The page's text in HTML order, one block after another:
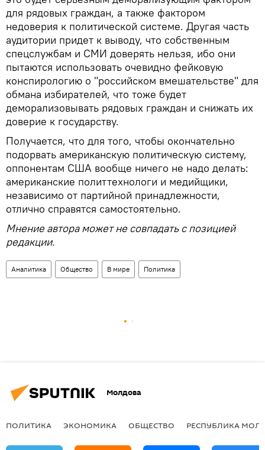
для рядовых граждан, а также фактором
недоверия к политической системе. Другая часть
аудитории придет к выводу, что собственным
спецслужбам и СМИ доверять нельзя, ибо они
пытаются использовать очевидно фейковую
конспирологию о "российском вмешательстве" для
обмана избирателей, что тоже будет
деморализовывать рядовых граждан и снижать их
доверие к государству.
Получается, что для того, чтобы окончательно
подорвать американскую политическую систему,
оппонентам США вообще ничего не надо делать:
американские политтехнологи и медийщики,
независимо от партийной принадлежности,
отлично справятся самостоятельно.
Мнение автора может не совпадать с позицией
редакции.
Аналитика Общество В мире Политика
Молдова
ПОЛИТИКА ЭКОНОМИКА ОБЩЕСТВО РЕСПУБЛИКА